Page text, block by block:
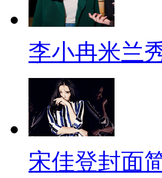
李小冉米兰
宋佳登封面